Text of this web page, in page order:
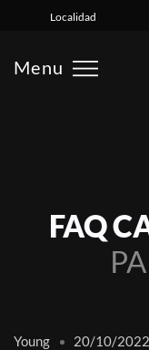
Localidad
Menu
FAQ
Young 20/10/2022